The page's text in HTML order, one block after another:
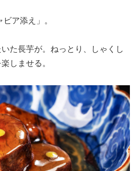
ア添え」。
た長芋が。ねっとり、しゃくし
しませる。